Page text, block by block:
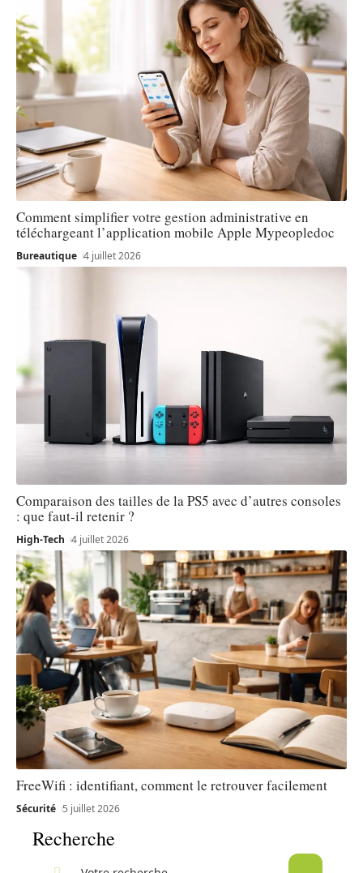
Comment simplifier votre gestion administrative en
téléchargeant l’application mobile Apple Mypeopledoc
Bureautique 4 juillet 2026
Comparaison des tailles de la PS5 avec d’autres consoles
: que faut-il retenir ?
High-Tech 4 juillet 2026
FreeWifi : identifiant, comment le retrouver facilement
Sécurité 5 juillet 2026
Recherche